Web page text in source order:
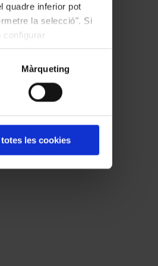
quadre inferior pot
la selecció". Si
configurar
Màrqueting
les cookies